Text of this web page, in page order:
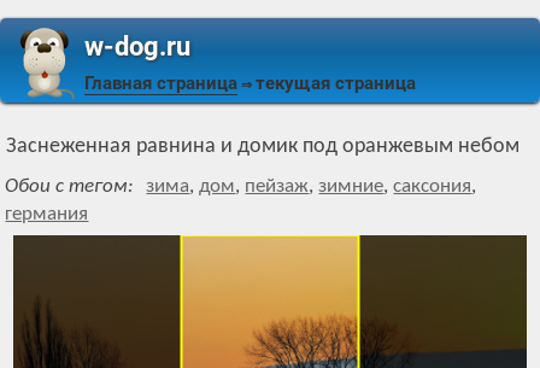
w-dog.ru
Главная страница ⇒ текущая страница
Заснеженная равнина и домик под оранжевым небом
Обои с тегом: зима,дом, пейзаж,зимние,саксония,
германия